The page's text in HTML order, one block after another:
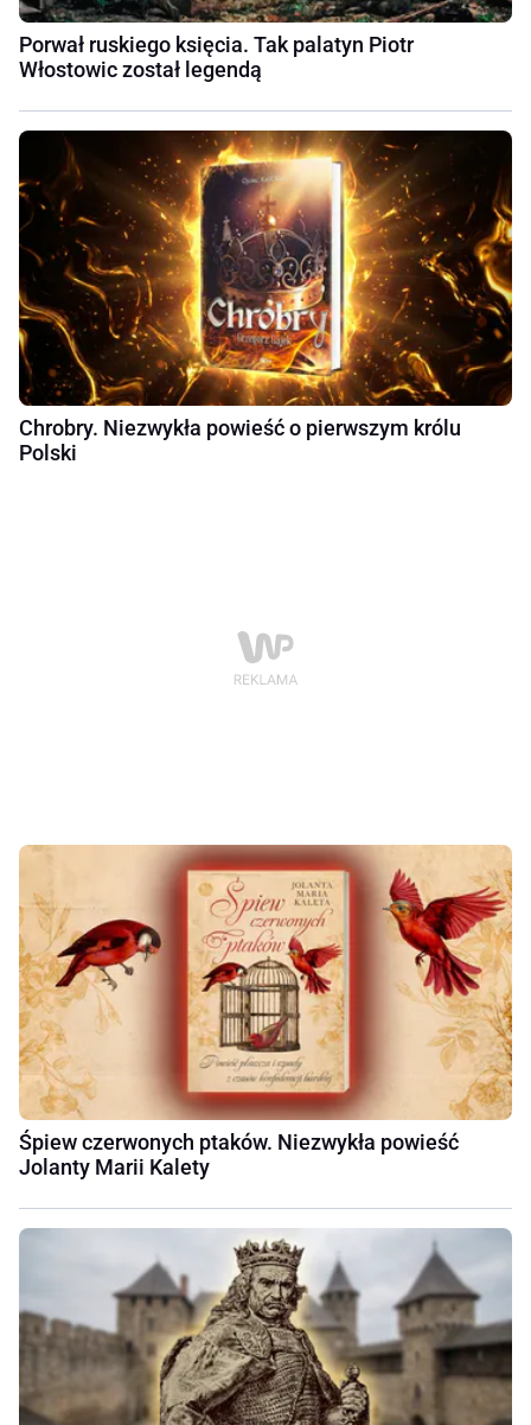
Porwał ruskiego księcia. Tak palatyn Piotr
Włostowic został legendą
Chrobry. Niezwykła powieść o pierwszym królu
Polski
Śpiew czerwonych ptaków. Niezwykła powieść
Jolanty Marii Kalety